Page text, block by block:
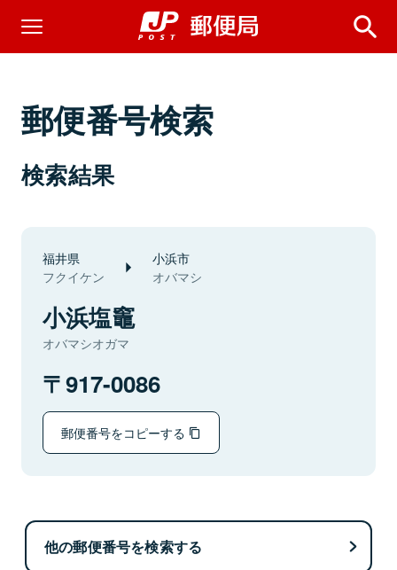
郵便番号検索
検索結果
福井県
フクイケン
小浜市
オバマシ
小浜塩竈
オバマシオガマ
917-0086
郵便番号をコピーする
他の郵便番号を検索する